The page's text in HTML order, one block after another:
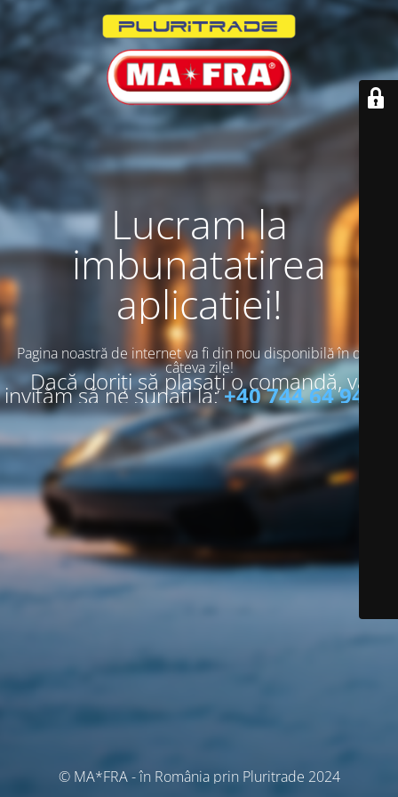
Lucram la
imbunatatirea
aplicatiei!
Pagina noastră de internet va fi din nou disponibilă în doar
câteva zile!
Dacă doriți să plasați o comandă, vă
invităm să ne sunați la:+40 744 64 94 13
© MA*FRA - în România prin Pluritrade 2024